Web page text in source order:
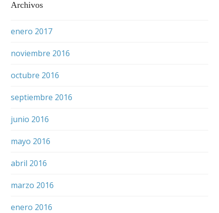
Archivos
enero 2017
noviembre 2016
octubre 2016
septiembre 2016
junio 2016
mayo 2016
abril 2016
marzo 2016
enero 2016